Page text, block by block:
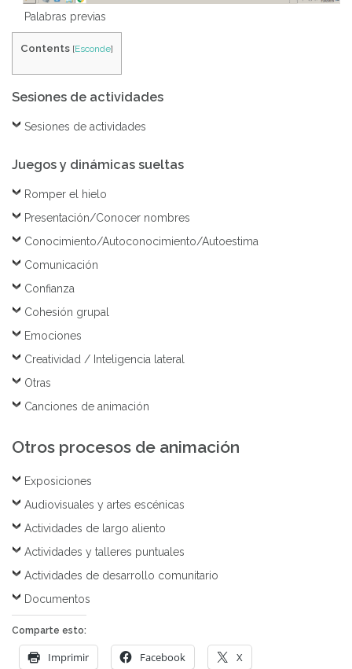
Palabras previas
Contents [Esconde]
Sesiones de actividades
Sesiones de actividades
Juegos y dinámicas sueltas
Romper el hielo
Presentación/Conocer nombres
Conocimiento/Autoconocimiento/Autoestima
Comunicación
Confianza
Cohesión grupal
Emociones
Creatividad / Inteligencia lateral
Otras
Canciones de animación
Otros procesos de animación
Exposiciones
Audiovisuales y artes escénicas
Actividades de largo aliento
Actividades y talleres puntuales
Actividades de desarrollo comunitario
Documentos
Comparte esto:
Imprimir Facebook X